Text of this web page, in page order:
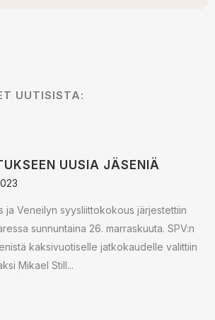
UUTISISTA:
UUSIA JÄSENIÄ
ja Veneilyn syysliittokokous järjestettiin
sunnuntaina 26. marraskuuta. SPV:n
kaksivuotiselle jatkokaudelle valittiin
Mikael Still...